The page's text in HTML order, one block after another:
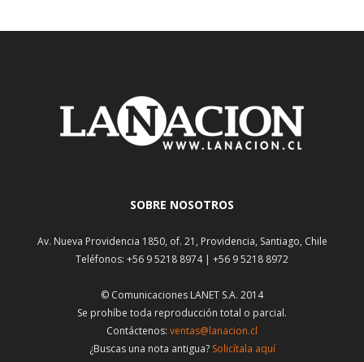
SOBRE NOSOTROS
Av. Nueva Providencia 1850, of. 21, Providencia, Santiago, Chile
Teléfonos: +56 9 5218 8974 | +56 9 5218 8972
© Comunicaciones LANET S.A. 2014
Se prohíbe toda reproducción total o parcial.
Contáctenos: ventas@lanacion.cl
¿Buscas una nota antigua? Solicítala aquí